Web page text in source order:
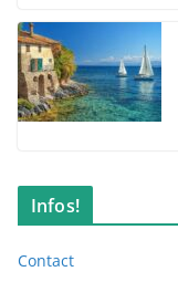
Infos!
Contact